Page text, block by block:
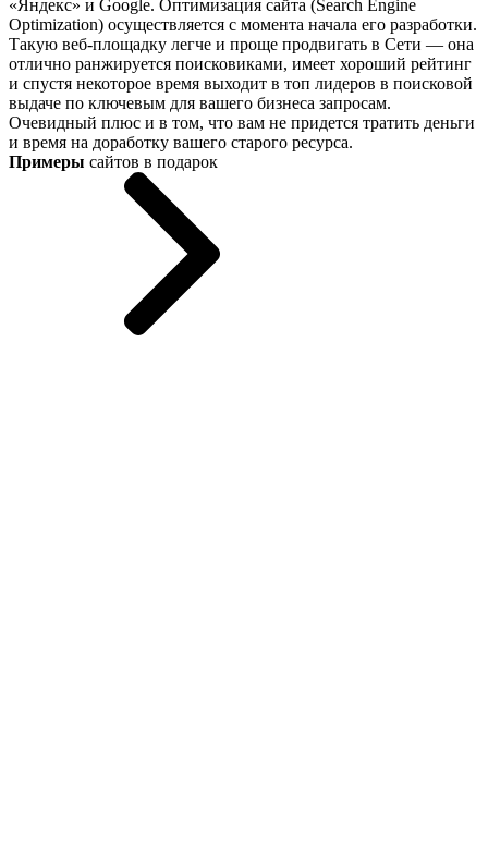
«Яндекс» и Google. Оптимизация сайта (Search Engine
Optimization) осуществляется с момента начала его разработки.
Такую веб-площадку легче и проще продвигать в Сети — она
отлично ранжируется поисковиками, имеет хороший рейтинг
и спустя некоторое время выходит в топ лидеров в поисковой
выдаче по ключевым для вашего бизнеса запросам.
Очевидный плюс и в том, что вам не придется тратить деньги
и время на доработку вашего старого ресурса.
Примеры сайтов в подарок